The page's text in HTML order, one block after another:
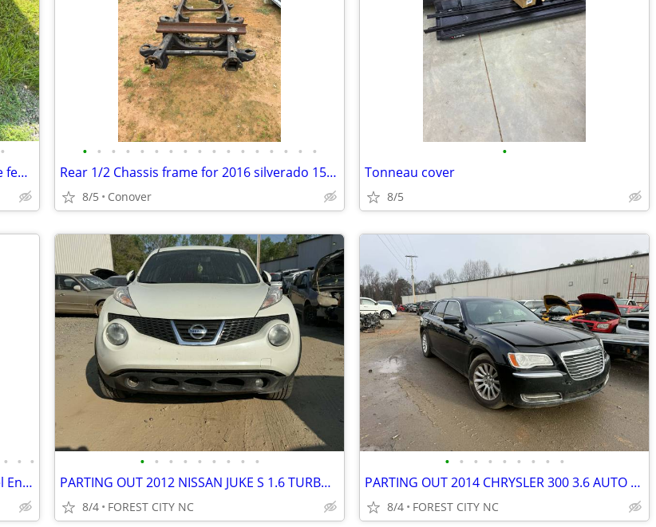
•
2016 Chevrolet Silverado 1500 driver side fender and lights
• • • • • • • • • • • • • • • • •
Rear 1/2 Chassis frame for 2016 silverado 1500 4wd double cab 143.5” LT w/2lt
8/5 Conover
•
Tonneau cover
8/5
• • •
Re Manufactured 5.9, 6.7 Cummins Diesel Engine Long Blocks
• • • • • • • • •
PARTING OUT 2012 NISSAN JUKE S 1.6 TURBO GOOD ENGINE TRANSMISSION AUTO
8/4 FOREST CITY NC
• • • • • • • • •
PARTING OUT 2014 CHRYSLER 300 3.6 AUTO RWD GOOD ENGINE CALL US
8/4 FOREST CITY NC